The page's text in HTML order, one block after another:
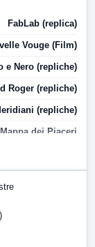
FabLab (replica)
Vouge (Film)
e Nero (repliche)
Roger (repliche)
(repliche)
dei Piaceri